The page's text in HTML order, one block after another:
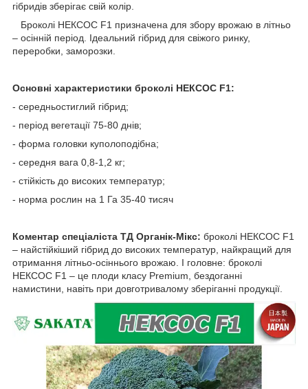
гібридів зберігає свій колір.
Броколі НЕКСОС F1 призначена для збору врожаю в літньо
– осінній період. Ідеальний гібрид для свіжого ринку,
переробки, заморозки.
Основні характеристики броколі НЕКСОС F1:
- середньостиглий гібрид;
- період вегетації 75-80 днів;
- форма головки куполоподібна;
- середня вага 0,8-1,2 кг;
- стійкість до високих температур;
- норма рослин на 1 Га 35-40 тисяч
Коментар спеціаліста ТД Органік-Мікс: броколі НЕКСОС F1
– найстійкіший гібрид до високих температур, найкращий для
отримання літньо-осіннього врожаю. І головне: броколі
НЕКСОС F1 – це плоди класу Premium, бездоганні
намистини, навіть при довготривалому зберіганні продукції.